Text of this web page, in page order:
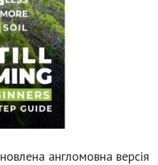
англомовна версія